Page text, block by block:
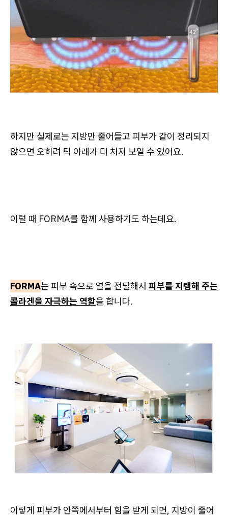
하지만 실제로는 지방만 줄어들고 피부가 같이 정리되지
않으면 오히려 턱 아래가 더 처져 보일 수 있어요.
이럴 때 FORMA를 함께 사용하기도 하는데요.
FORMA는 피부 속으로 열을 전달해서 피부를 지탱해 주는
콜라겐을 자극하는 역할을 합니다.
이렇게 피부가 안쪽에서부터 힘을 받게 되면, 지방이 줄어